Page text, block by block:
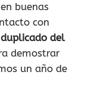
buenas
con
duplicado del
demostrar
un año de